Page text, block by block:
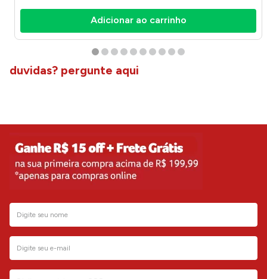
Adicionar ao carrinho
duvidas? pergunte aqui